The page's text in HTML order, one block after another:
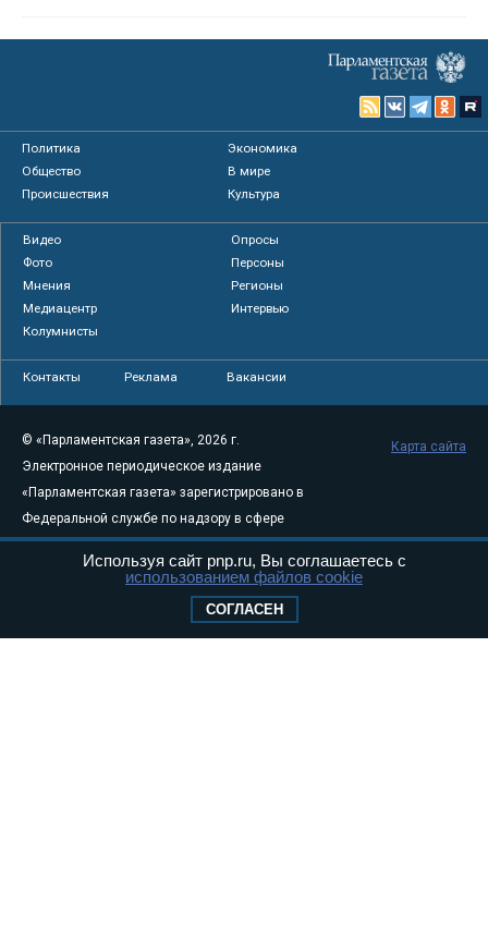
Политика
Экономика
Общество
В мире
Происшествия
Культура
Видео
Опросы
Фото
Персоны
Мнения
Регионы
Медиацентр
Интервью
Колумнисты
Контакты Реклама Вакансии
© «Парламентская газета», 2026 г.
Электронное периодическое издание
«Парламентская газета» зарегистрировано в
Федеральной службе по надзору в сфере
связи, информационных технологий и
массовых коммуникаций (Роскомнадзор) 05
Свидетельство о регистрации Эл № ФС77-
Карта сайта
Используя сайт pnp.ru, Вы соглашаетесь с
использованием файлов cookie
СОГЛАСЕН